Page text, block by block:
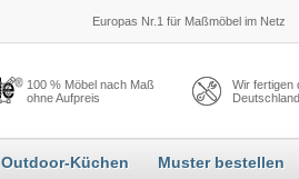
Europas Nr.1 für Maßmöbel im Netz
100 % Möbel nach Maß
ohne Aufpreis
Wir fertigen
Outdoor-Küchen Muster bestellen